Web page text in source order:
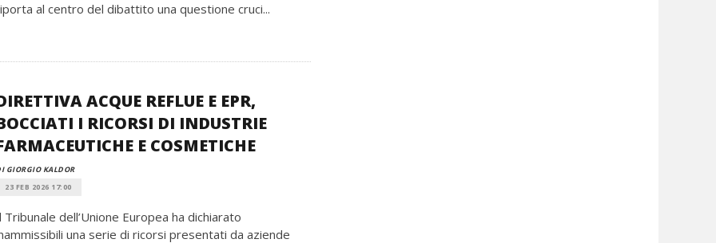
al centro del dibattito una questione cruci...
ACQUE REFLUE E EPR,
I RICORSI DI INDUSTRIE
E COSMETICHE
GIORGIO KALDOR
23 FEB 2026 17:00
Tribunale dell’Unione Europea ha dichiarato
una serie di ricorsi presentati da aziende